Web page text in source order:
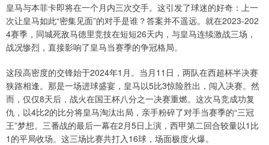
皇马与本菲卡即将在一个月内三次交手。这引发了球迷的好奇：上一
次让皇马如此“密集见面”的对手是谁？答案并不遥远。就在2023-202
4赛季，同城死敌马德里竞技在短短26天内，与皇马连续激战三场，
战况惨烈，直接影响了皇马当赛季的争冠格局。
这段高密度的交锋始于2024年1月。当月11日，两队在西超杯半决赛
狭路相逢。那是一场进球盛宴，皇马以5比3惊险胜出，闯入决赛。然
而，仅仅8天后，战火在国王杯八分之一决赛重燃。这次马竞成功复
仇，以4比2的比分将皇马淘汰出局，亲手粉碎了对手当赛季的“三冠
王”梦想。三番战的最后一幕在2月5日上演，西甲第二回合较量以1比
1的平局收场。这三场比赛共打入16球，场面极度火爆。